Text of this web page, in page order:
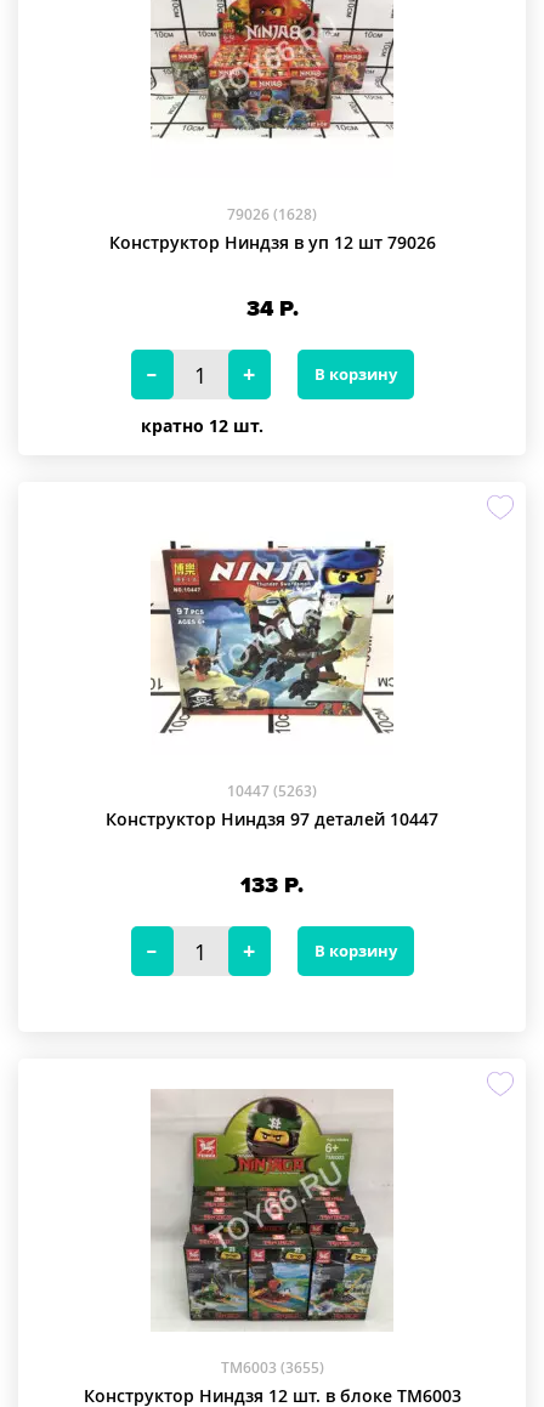
79026 (1628)
Конструктор Ниндзя в уп 12 шт 79026
34Р.
кратно 12 шт.
В корзину
10447 (5263)
Конструктор Ниндзя 97 деталей 10447
133 Р.
В корзину
TM6003 (3655)
Конструктор Ниндзя 12 шт. в блоке TM6003